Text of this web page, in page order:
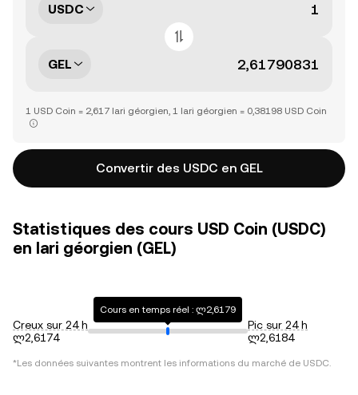
USDC
GEL
1 USD Coin = 2,617 lari géorgien, 1 lari géorgien = 0,38198 USD Coin
Convertir des USDC en GEL
Statistiques des cours USD Coin (USDC)
en lari géorgien (GEL)
Creux sur 24 h
ლ2,6174
Cours en temps réel : ლ2,6179
Pic sur 24 h
ლ2,6184
*Les données suivantes montrent les informations du marché de USDC.